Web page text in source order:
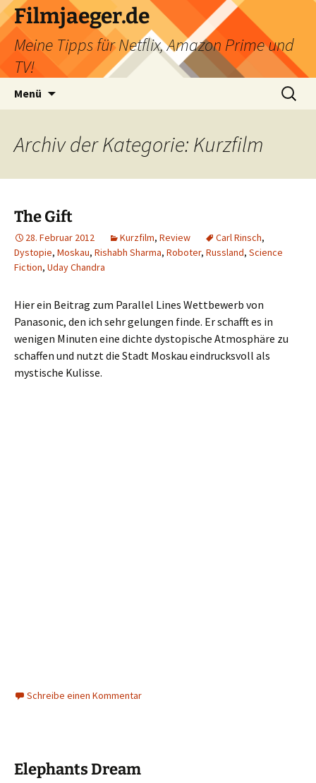
Filmjaeger.de
Meine Tipps für Netflix, Amazon Prime und
TV!
Menü
Suche
nach:
Archiv der Kategorie: Kurzfilm
The Gift
28. Februar 2012 Kurzfilm, Review Carl Rinsch,
Dystopie, Moskau, Rishabh Sharma, Roboter, Russland, Science
Fiction, Uday Chandra
Hier ein Beitrag zum Parallel Lines Wettbewerb von
Panasonic, den ich sehr gelungen finde. Er schafft es in
wenigen Minuten eine dichte dystopische Atmosphäre zu
schaffen und nutzt die Stadt Moskau eindrucksvoll als
mystische Kulisse.
Schreibe einen Kommentar
Elephants Dream